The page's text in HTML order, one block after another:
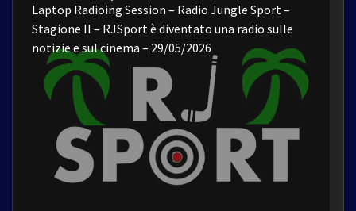
Laptop Radioing Session – Radio Jungle Sport –
Stagione II – RJSport è diventato una radio sulle
notizie e sul cinema – 29/05/2026